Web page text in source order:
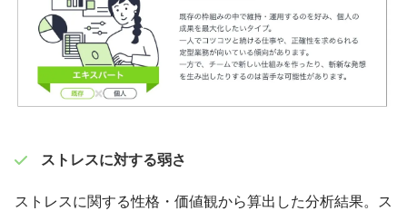
ストレスに対する弱さ
ストレスに関する性格・価値観から算出した分析結果。ス